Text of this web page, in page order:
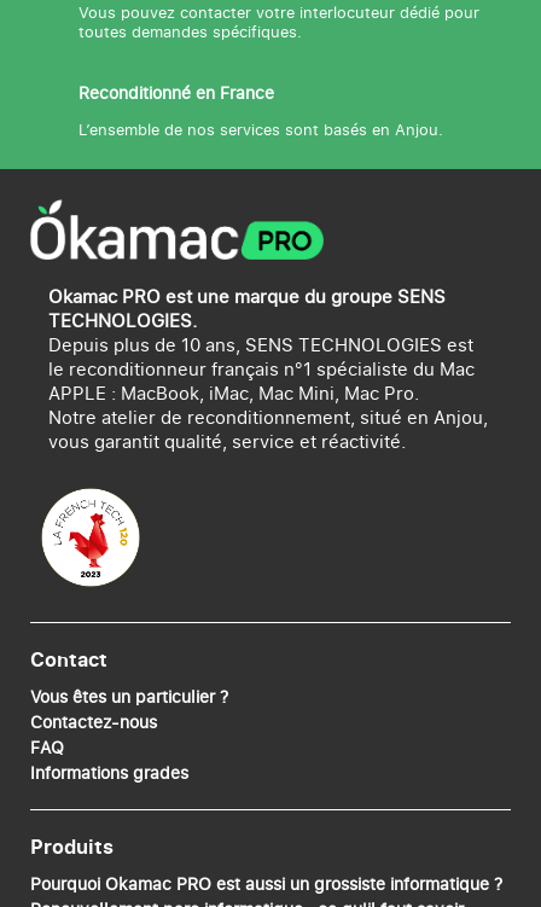
Vous pouvez contacter votre interlocuteur dédié pour
toutes demandes spécifiques.
Reconditionné en France
L’ensemble de nos services sont basés en Anjou.
Okamac PRO est une marque du groupe SENS
TECHNOLOGIES.
Depuis plus de 10 ans, SENS TECHNOLOGIES est
le reconditionneur français n°1 spécialiste du Mac
APPLE : MacBook, iMac, Mac Mini, Mac Pro.
Notre atelier de reconditionnement, situé en Anjou,
vous garantit qualité, service et réactivité.
Contact
Informations grades
FAQ
Contactez-nous
Vous êtes un particulier ?
Produits
Pourquoi Okamac PRO est aussi un grossiste informatique ?